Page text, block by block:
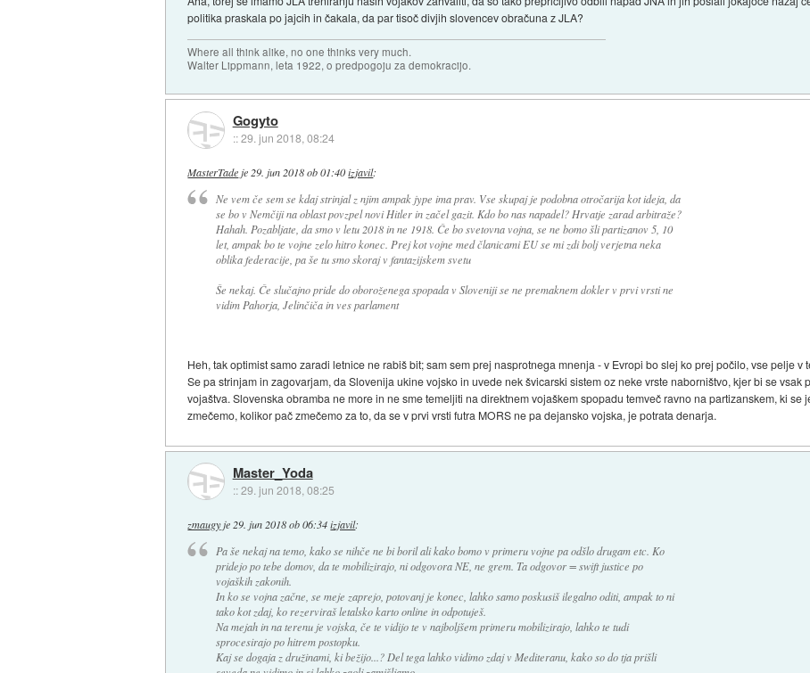
politika praskala po jajcih in čakala, da par tisoč divjih slovencev obračuna z JLA?
Where all think alike, no one thinks very much.
Walter Lippmann, leta 1922, o predpogoju za demokracijo.
Gogyto
::29. jun 2018, 08:24
MasterTade je 29. jun 2018 ob 01:40 izjavil:
Ne vem če sem se kdaj strinjal z njim ampak jype ima prav. Vse skupaj je podobna otročarija kot ideja, da
se bo v Nemčiji na oblast povzpel novi Hitler in začel gazit. Kdo bo nas napadel? Hrvatje zarad arbitraže?
Hahah. Pozabljate, da smo v letu 2018 in ne 1918. Če bo svetovna vojna, se ne bomo šli partizanov 5, 10
let, ampak bo te vojne zelo hitro konec. Prej kot vojne med članicami EU se mi zdi bolj verjetna neka
oblika federacije, pa še tu smo skoraj v fantazijskem svetu
Še nekaj. Če slučajno pride do oboroženega spopada v Sloveniji se ne premaknem dokler v prvi vrsti ne
vidim Pahorja, Jelinčiča in ves parlament
Heh, tak optimist samo zaradi letnice ne rabiš bit; sam sem prej nasprotnega mnenja - v Evropi bo slej ko prej počilo, vse pelje v
Se pa strinjam in zagovarjam, da Slovenija ukine vojsko in uvede nek švicarski sistem oz neke vrste naborništvo, kjer bi se
vojaštva. Slovenska obramba ne more in ne sme temeljiti na direktnem vojaškem spopadu temveč ravno na partizanskem, ki se
zmečemo, kolikor pač zmečemo za to, da se v prvi vrsti futra MORS ne pa dejansko vojska, je potrata denarja.
Master_Yoda
::29. jun 2018, 08:25
zmaugyje 29. jun 2018 ob 06:34 izjavil:
Pa še nekaj na temo, kako se nihče ne bi boril ali kako bomo v primeru vojne pa odšlo drugam etc. Ko
pridejo po tebe domov, da te mobilizirajo, ni odgovora NE, ne grem. Ta odgovor = swift justice po
vojaških zakonih.
In ko se vojna začne, se meje zaprejo, potovanj je konec, lahko samo poskusiš ilegalno oditi, ampak to ni
tako kot zdaj, ko rezerviraš letalsko karto online in odpotuješ.
Na mejah in na terenu je vojska, če te vidijo te v najboljšem primeru mobilizirajo, lahko te tudi
sprocesirajo po hitrem postopku.
Kaj se dogaja z družinami, ki bežijo...? Del tega lahko vidimo zdaj v Mediteranu, kako so do tja prišli